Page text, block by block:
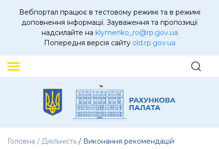
Вебпортал працює в тестовому режимі та в режимі
доповнення інформації. Зауваження та пропозиції
надсилайте на klymenko_ro@rp.gov.ua
Попередня версія сайту old.rp.gov.ua
Головна Діяльність Виконання рекомендацій